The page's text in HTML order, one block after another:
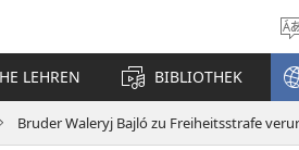
LEHREN BIBLIOTHEK
Bruder Waleryj Bajló zu Freiheitsstrafe